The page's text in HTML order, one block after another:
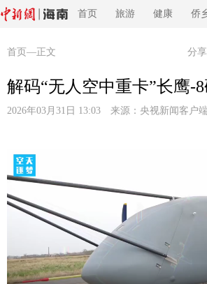
首页 旅游 健康 侨
首页 —正文 分享
解码“无人空中重卡”长鹰-
2026年03月31日 13:03 来源： 央视新闻客户